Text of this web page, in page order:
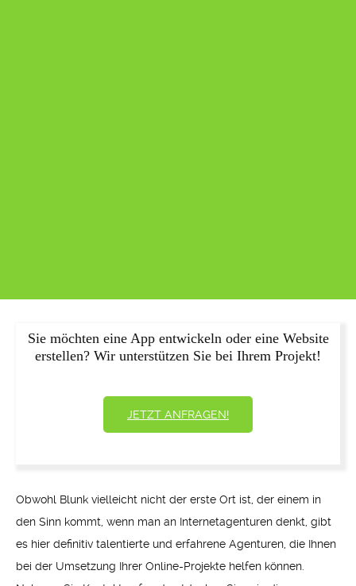
Sie möchten eine App entwickeln oder eine Website
erstellen? Wir unterstützen Sie bei Ihrem Projekt!
JETZT ANFRAGEN!
Obwohl Blunk vielleicht nicht der erste Ort ist, der einem in
den Sinn kommt, wenn man an Internetagenturen denkt, gibt
es hier definitiv talentierte und erfahrene Agenturen, die Ihnen
bei der Umsetzung Ihrer Online-Projekte helfen können.